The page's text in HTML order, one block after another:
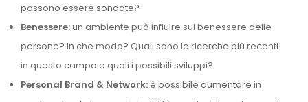
possono essere sondate?
Benessere:un ambiente può influire sul benessere delle
persone? In che modo? Quali sono le ricerche più recenti
in questo campo e quali i possibili sviluppi?
Personal Brand & Network:è possibile aumentare in